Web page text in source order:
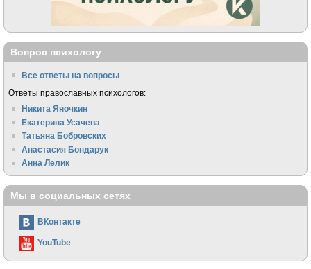
Вопрос психологу
Все ответы на вопросы
Ответы православных психологов:
Никита Яночкин
Екатерина Усачева
Татьяна Бобровских
Анастасия Бондарук
Анна Лелик
Мы в социальных сетях
ВКонтакте
YouTube